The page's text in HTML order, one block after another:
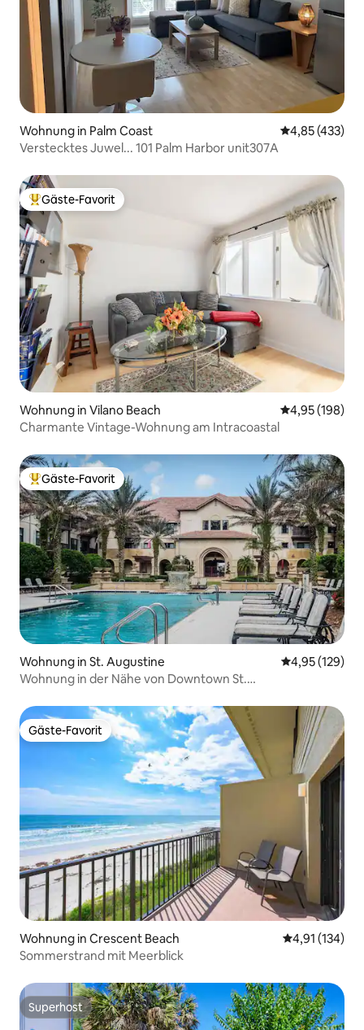
Wohnung in Palm Coast
4,85 (433)
Verstecktes Juwel... 101 Palm Harbor unit307A
Beliebter Gäste-Favorit.
Gäste-Favorit
Wohnung in Vilano Beach
4,95 (198)
Charmante Vintage-Wohnung am Intracoastal
Beliebter Gäste-Favorit.
Gäste-Favorit
Wohnung in St. Augustine
4,95 (129)
Wohnung in der Nähe von Downtown St.
Gäste-Favorit
Gäste-Favorit
Wohnung in Crescent Beach
4,91 (134)
Sommerstrand mit Meerblick
Superhost
Superhost